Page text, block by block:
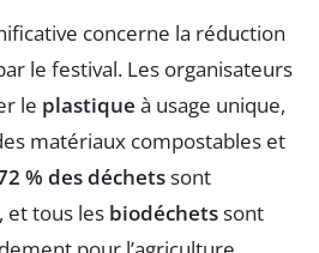
concerne la réduction
le festival. Les organisateurs
le plastique à usage unique,
matériaux compostables et
% des déchetssont
et tous les biodéchetssont